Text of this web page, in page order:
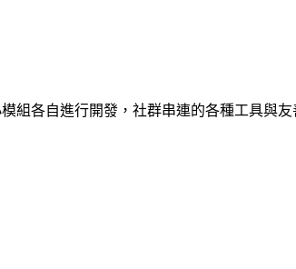
組各自進行開發，社群串連的各種工具與友